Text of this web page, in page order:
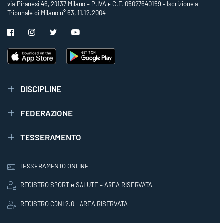
via Piranesi 46, 20137 Milano – P.IVA e C.F. 05027640159 – Iscrizione al
Tribunale di Milano n° 63, 11.12.2004
DISCIPLINE
FEDERAZIONE
TESSERAMENTO
TESSERAMENTO ONLINE
REGISTRO SPORT e SALUTE – AREA RISERVATA
REGISTRO CONI 2.0 - AREA RISERVATA